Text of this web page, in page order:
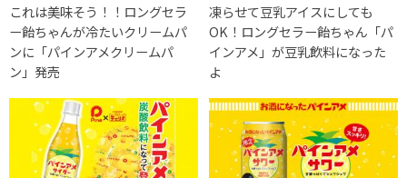
これは美味そう！！ロングセラ
ー飴ちゃんが冷たいクリームパ
ンに「パインアメクリームパ
ン」発売
凍らせて豆乳アイスにしても
OK！ロングセラー飴ちゃん「パ
インアメ」が豆乳飲料になった
よ